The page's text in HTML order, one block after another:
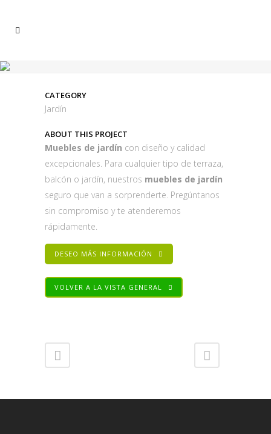
CATEGORY
Jardín
ABOUT THIS PROJECT
Muebles de jardín con diseño y calidad
excepcionales. Para cualquier tipo de terraza,
balcón o jardín, nuestros muebles de jardín
seguro que van a sorprenderte. Pregúntanos
sin compromiso y te atenderemos
rápidamente.
DESEO MÁS INFORMACIÓN
VOLVER A LA VISTA GENERAL